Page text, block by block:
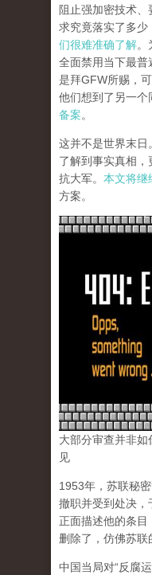
阻止强加密技术
求究竟落实了多少
们很难准确了解。
全面禁用当下最普
是拜GFW所赐，
他们想到了另一个
备案。
这并不是世界末日
了解到事实真相，
抗大军。 本文将继
方案。
大部分审查并非
见
1953年，苏联秘
撤职并受到处决，
正面描述他的条
删除了，仿佛苏联
中国当局对“反腐